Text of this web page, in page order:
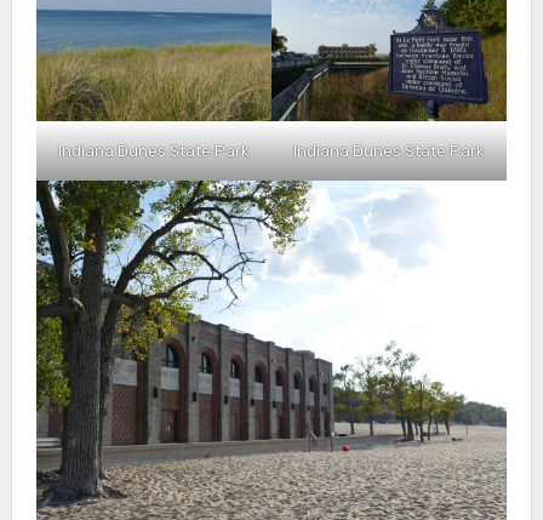
Indiana Dunes State Park Indiana Dunes State Park